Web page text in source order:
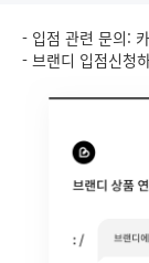
- 입점 관련 문의:
- 브랜디 입점신청